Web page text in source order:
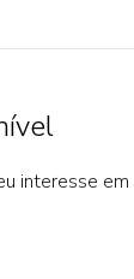
interesse em